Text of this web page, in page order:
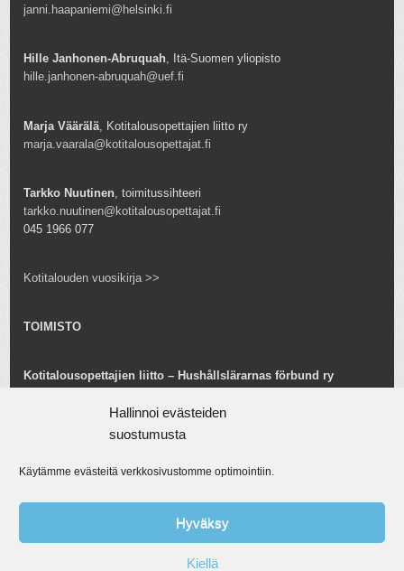
Hallinnoi evästeiden
suostumusta
Käytämme evästeitä verkkosivustomme optimointiin.
Hyväksy
Kiellä
janni.haapaniemi@helsinki.fi
Hille Janhonen-Abruquah, Itä-Suomen yliopisto
hille.janhonen-abruquah@uef.fi
Marja Väärälä , Kotitalousopettajien liitto ry
marja.vaarala@kotitalousopettajat.fi
Tarkko Nuutinen , toimitussihteeri
tarkko.nuutinen@kotitalousopettajat.fi
045 1966 077
Kotitalouden vuosikirja >>
TOIMISTO
Kotitalousopettajien liitto – Hushållslärarnas förbund ry
toimisto@kotitalousopettajat.fi
Tarkko Nuutinen